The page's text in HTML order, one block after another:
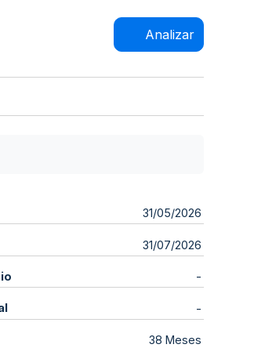
Analizar
31/05/2026
31/07/2026
-
-
38 Meses